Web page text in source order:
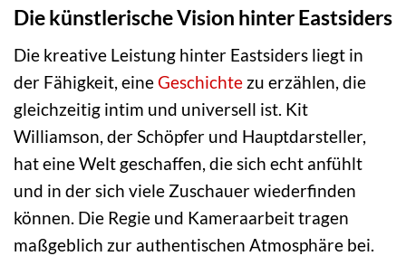
Die künstlerische Vision hinter Eastsiders
Die kreative Leistung hinter Eastsiders liegt in
der Fähigkeit, eineGeschichte zu erzählen, die
gleichzeitig intim und universell ist. Kit
Williamson, der Schöpfer und Hauptdarsteller,
hat eine Welt geschaffen, die sich echt anfühlt
und in der sich viele Zuschauer wiederfinden
können. Die Regie und Kameraarbeit tragen
maßgeblich zur authentischen Atmosphäre bei.